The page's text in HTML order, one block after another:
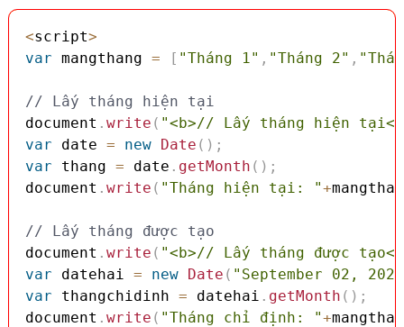
<script>
var mangthang = [ "Tháng 1" , "Tháng 2" ,
// Lấy tháng hiện tại
document . write ( "<b>// Lấy tháng hiện tại</
var date = new Date ( ) ;
var thang = date . getMonth ( ) ;
document . write ( "Tháng hiện tại: "+
// Lấy tháng được tạo
document . write ( "<b>// Lấy tháng được tạo</
var datehai = new Date ( "September 02,
var thangchidinh = datehai . getMonth ( ) ;
document . write ( "Tháng chỉ định: "+